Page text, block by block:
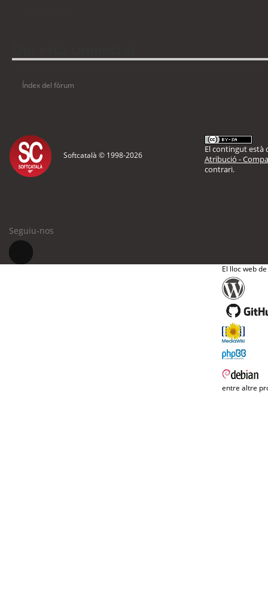
Índex del fòrum
Softcatalà © 1998-2026
El contingut està
Atribució -
contrari.
Seguiu-nos
El lloc web
entre altre